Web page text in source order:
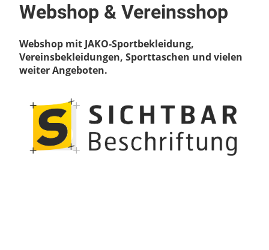
Webshop & Vereinsshop
Webshop mit JAKO-Sportbekleidung,
Vereinsbekleidungen, Sporttaschen und vielen
weiter Angeboten.